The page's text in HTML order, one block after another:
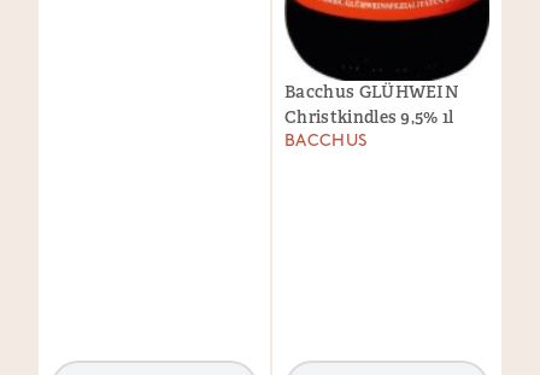
Bacchus GLÜHWEIN
Christkindles 9,5% 1l
BACCHUS